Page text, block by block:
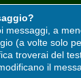
messaggi, a
(a volte solo
troverai del
il